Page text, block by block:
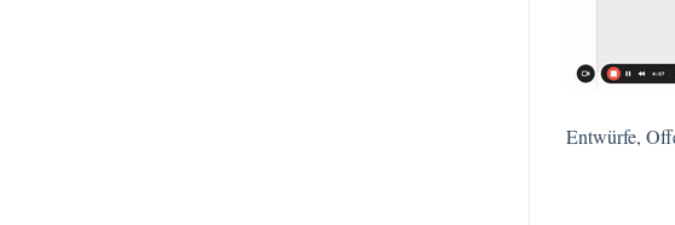
Entwürfe,